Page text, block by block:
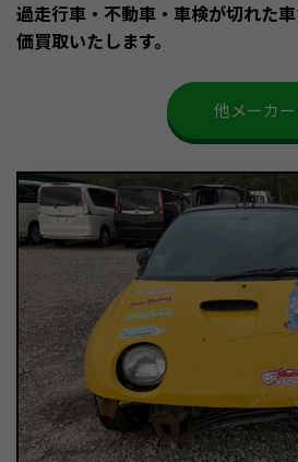
過走行車・不動車・車検が切れた
価買取いたします。
他メーカ